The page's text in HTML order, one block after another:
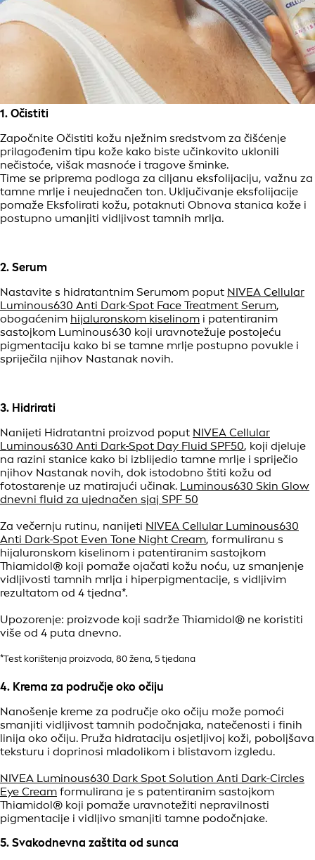
1. Očistiti
Započnite Očistiti kožu nježnim sredstvom za čišćenje
prilagođenim tipu kože kako biste učinkovito uklonili
nečistoće, višak masnoće i tragove šminke.
Time se priprema podloga za ciljanu eksfolijaciju, važnu za
tamne mrlje i neujednačen ton. Uključivanje eksfolijacije
pomaže Eksfolirati kožu, potaknuti Obnova stanica kože i
postupno umanjiti vidljivost tamnih mrlja.
2. Serum
Nastavite s hidratantnim Serumom poput NIVEA Cellular
Luminous630 Anti Dark-Spot Face Treatment Serum,
obogaćenim hijaluronskom kiselinom i patentiranim
sastojkom Luminous630 koji uravnotežuje postojeću
pigmentaciju kako bi se tamne mrlje postupno povukle i
spriječila njihov Nastanak novih.
3. Hidrirati
Nanijeti Hidratantni proizvod poput NIVEA Cellular
Luminous630 Anti Dark-Spot Day Fluid SPF50, koji djeluje
na razini stanice kako bi izblijedio tamne mrlje i spriječio
njihov Nastanak novih, dok istodobno štiti kožu od
fotostarenje uz matirajući učinak. Luminous630 Skin Glow
dnevni fluid za ujednačen sjaj SPF 50
Za večernju rutinu, nanijeti NIVEA Cellular Luminous630
Anti Dark-Spot Even Tone Night Cream, formuliranu s
hijaluronskom kiselinom i patentiranim sastojkom
Thiamidol® koji pomaže ojačati kožu noću, uz smanjenje
vidljivosti tamnih mrlja i hiperpigmentacije, s vidljivim
rezultatom od 4 tjedna*.
Upozorenje: proizvode koji sadrže Thiamidol® ne koristiti
više od 4 puta dnevno.
*Test korištenja proizvoda, 80 žena, 5 tjedana
4. Krema za područje oko očiju
Nanošenje kreme za područje oko očiju može pomoći
smanjiti vidljivost tamnih podočnjaka, natečenosti i finih
linija oko očiju. Pruža hidrataciju osjetljivoj koži, poboljšava
teksturu i doprinosi mladolikom i blistavom izgledu.
NIVEA Luminous630 Dark Spot Solution Anti Dark-Circles
Eye Cream formulirana je s patentiranim sastojkom
Thiamidol® koji pomaže uravnotežiti nepravilnosti
pigmentacije i vidljivo smanjiti tamne podočnjake.
5. Svakodnevna zaštita od sunca